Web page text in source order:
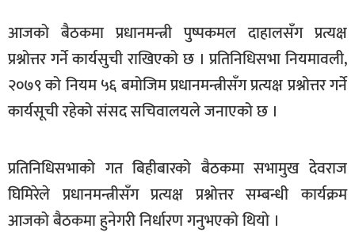
अर्थ
खेलकुद
मनोरञ्जन
फोटो
भिडियो
अन्य
समाज
आजको बैठकमा प्रधानमन्त्री पुष्पकमल दाहालसँग प्रत्यक्ष
प्रश्नोत्तर गर्ने कार्यसुची राखिएको छ । प्रतिनिधिसभा नियमावली,
२०७९ को नियम ५६ बमोजिम प्रधानमन्त्रीसँग प्रत्यक्ष प्रश्नोत्तर गर्ने
कार्यसूची रहेको संसद सचिवालयले जनाएको छ ।
प्रतिनिधिसभाको गत बिहीबारको बैठकमा सभामुख देवराज
घिमिरेले प्रधानमन्त्रीसँग प्रत्यक्ष प्रश्नोत्तर सम्बन्धी कार्यक्रम
आजको बैठकमा हुनेगरी निर्धारण गनुभएको थियो ।